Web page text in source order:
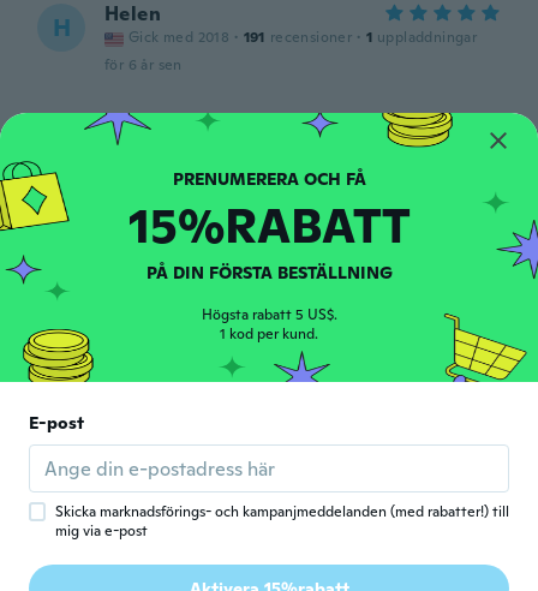
H Helen
Gick med 2018 · 191 recensioner · 1 uppladdningar
för 6 år sen
Tina
Beautiful.just as advertised
för 6 år sen
真 真由美
recensioner
写真より可愛かった!! ちょっと重いけど😅
C Gick med 2020 · 6 recensioner · 3 uppladdningar
Look good for price thanks
Sylvie
PRENUMERERA OCH FÅ
15%RABATT
PÅ DIN FÖRSTA BESTÄLLNING
Högsta rabatt 5 US$.
1 kod per kund.
E-post
Skicka marknadsförings- och kampanjmeddelanden (med rabatter!) till
mig via e-post